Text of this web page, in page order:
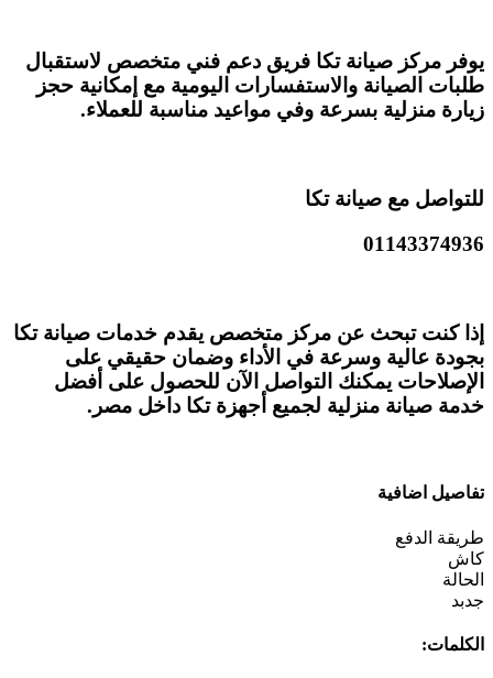
يوفر مركز صيانة تكا فريق دعم فني متخصص لاستقبال
طلبات الصيانة والاستفسارات اليومية مع إمكانية حجز
زيارة منزلية بسرعة وفي مواعيد مناسبة للعملاء.
للتواصل مع صيانة تكا
01143374936
إذا كنت تبحث عن مركز متخصص يقدم خدمات صيانة تكا
بجودة عالية وسرعة في الأداء وضمان حقيقي على
الإصلاحات يمكنك التواصل الآن للحصول على أفضل
خدمة صيانة منزلية لجميع أجهزة تكا داخل مصر.
تفاصيل اضافية
طريقة الدفع
كاش
الحالة
جدبد
الكلمات: